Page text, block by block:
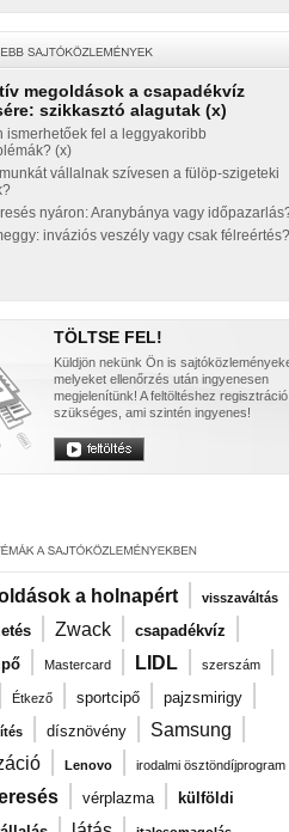
megoldások a csapadékvíz
szikkasztó alagutak (x)
ismerhetőek fel a leggyakoribb
(x)
vállalnak szívesen a fülöp-szigeteki
nyáron: Aranybánya vagy
inváziós veszély vagy csak félreértés?
TÖLTSE FEL!
Küldjön nekünk Ön is
melyeket ellenőrzés után ingyenesen
megjelenítünk! A feltöltéshez regisztráció
szükséges, ami szintén ingyenes!
a holnapért | visszaváltás
| Zwack | csapadékvíz |
| Mastercard | LIDL | szerszám |
| Étkező | sportcipő | pajzsmirigy |
| dísznövény | Samsung |
| Lenovo | irodalmi ösztöndíjprogram
| vérplazma |
külföldi